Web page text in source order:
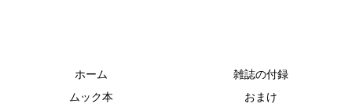
ホーム
雑誌の付録
ムック本
おまけ